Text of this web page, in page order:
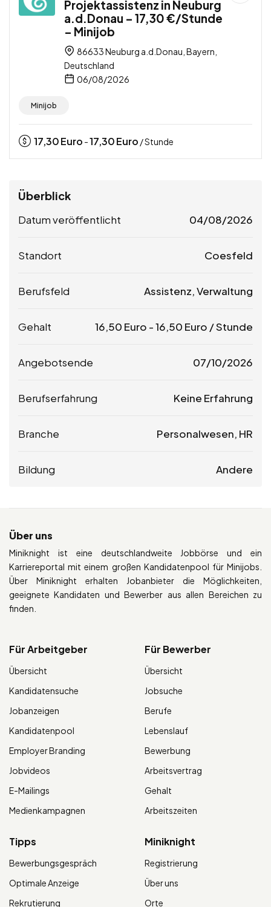
Projektassistenz in Neuburg
a.d.Donau – 17,30 €/Stunde
– Minijob
86633 Neuburg a.d.Donau, Bayern,
Deutschland
06/08/2026
Minijob
17,30Euro -17,30Euro / Stunde
Überblick
Datum veröffentlicht 04/08/2026
Standort Coesfeld
Berufsfeld Assistenz, Verwaltung
Gehalt 16,50 Euro -16,50 Euro / Stunde
Angebotsende 07/10/2026
Berufserfahrung Keine Erfahrung
Branche Personalwesen, HR
Bildung Andere
Über uns
Miniknight ist eine deutschlandweite Jobbörse und ein
Karriereportal mit einem großen Kandidatenpool für Minijobs.
Über Miniknight erhalten Jobanbieter die Möglichkeiten,
geeignete Kandidaten und Bewerber aus allen Bereichen zu
finden.
Für Arbeitgeber
Übersicht
Kandidatensuche
Jobanzeigen
Kandidatenpool
Employer Branding
Jobvideos
E-Mailings
Medienkampagnen
Für Bewerber
Übersicht
Jobsuche
Berufe
Lebenslauf
Bewerbung
Arbeitsvertrag
Gehalt
Arbeitszeiten
Tipps
Bewerbungsgespräch
Optimale Anzeige
Rekrutierung
Miniknight
Registrierung
Über uns
Orte